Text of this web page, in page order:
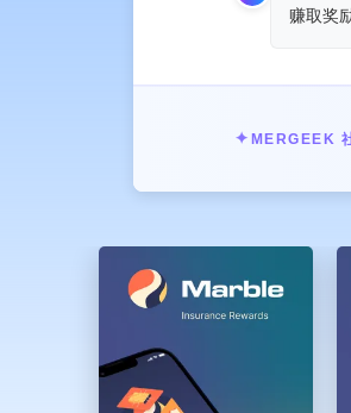
赚取奖
✦ MERGEEK